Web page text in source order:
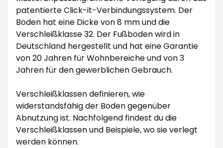
patentierte Click-it-Verbindungssystem. Der
Boden hat eine Dicke von 8 mm und die
Verschleißklasse 32. Der Fußboden wird in
Deutschland hergestellt und hat eine Garantie
von 20 Jahren für Wohnbereiche und von 3
Jahren für den gewerblichen Gebrauch.
Verschleißklassen definieren, wie
widerstandsfähig der Boden gegenüber
Abnutzung ist. Nachfolgend findest du die
Verschleißklassen und Beispiele, wo sie verlegt
werden können.